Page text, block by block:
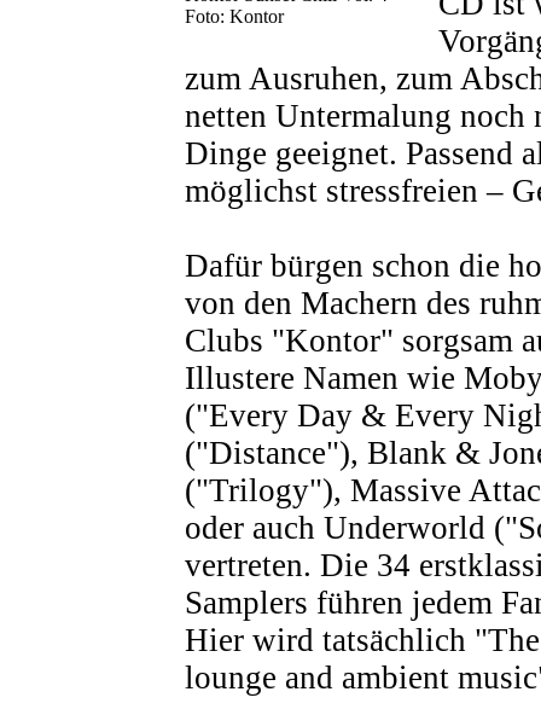
Foto: Kontor
zum Ausruhen, zum
netten Untermalung noch
Dinge geeignet. Passend
möglichst stressfreien –
Dafür bürgen schon die
von den Machern des
Clubs "Kontor" sorgsam
Illustere Namen wie
("Every Day & Every
("Distance"), Blank &
("Trilogy"), Massive
oder auch Underworld
vertreten. Die 34
Samplers führen jedem
Hier wird tatsächlich
lounge and ambient